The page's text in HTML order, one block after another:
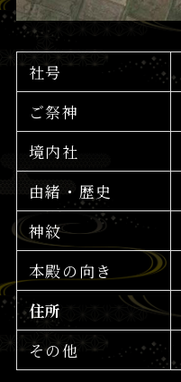
社号
ご祭神
境内社
由緒・歴史
神紋
本殿の向き
住所
その他